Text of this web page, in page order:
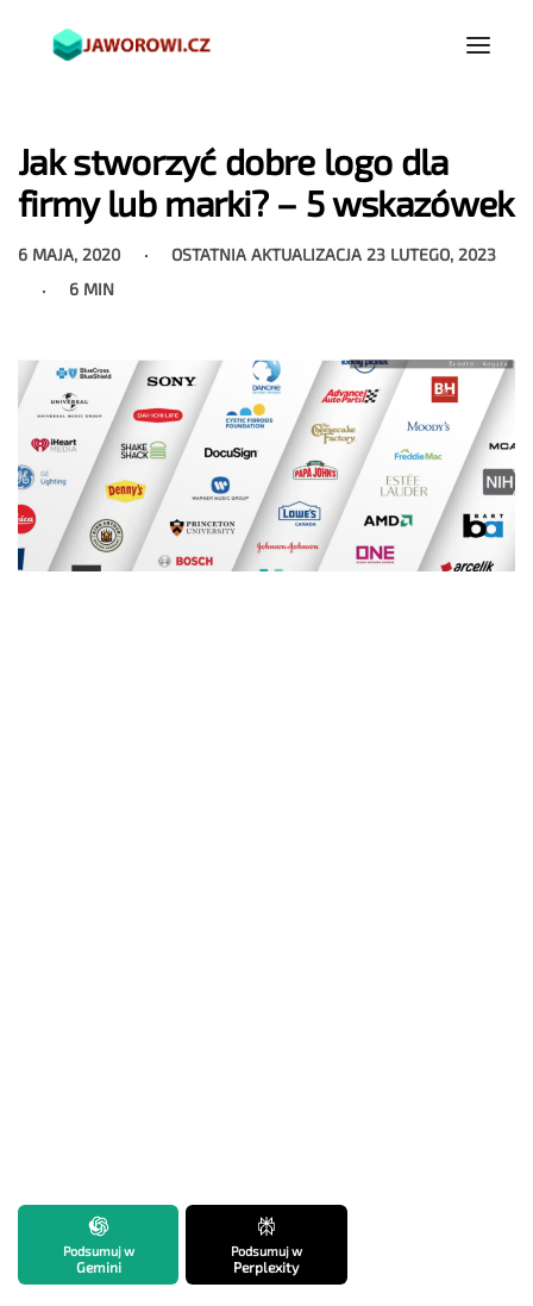
Jak stworzyć dobre logo dla
firmy lub marki? – 5 wskazówek
6 MAJA, 2020 OSTATNIA AKTUALIZACJA 23 LUTEGO, 2023
6 MIN
Podsumuj w
Gemini
Podsumuj w
Perplexity